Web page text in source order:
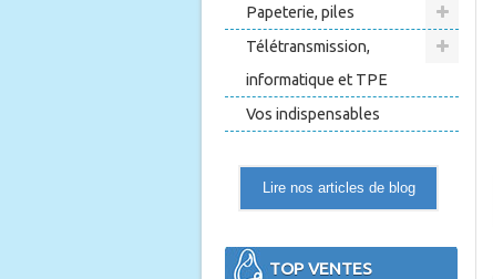
Papeterie, piles
Télétransmission,
informatique et TPE
Vos indispensables
Lire nos articles de blog
TOP VENTES